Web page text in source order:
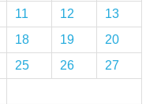
11 12
13
18 19
20
25 26
27